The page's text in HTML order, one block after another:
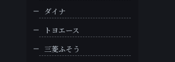
ダイナ
トヨエース
三菱ふそう